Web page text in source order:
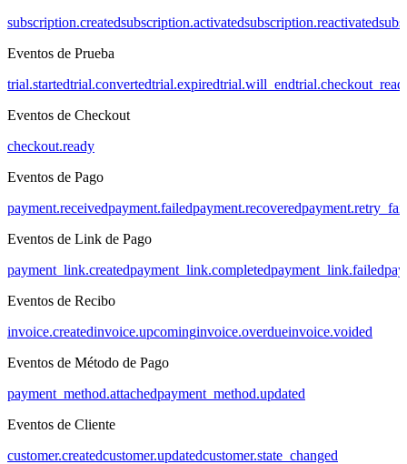
subscription.createdsubscription.activatedsubscription.reactivated
Eventos de Prueba
trial.startedtrial.convertedtrial.expiredtrial.will_end
Eventos de Checkout
checkout.ready
Eventos de Pago
payment.receivedpayment.failedpayment.recovered
Eventos de Link de Pago
payment_link.createdpayment_link.completedpayment_link.failed
Eventos de Recibo
invoice.createdinvoice.upcominginvoice.overdueinvoice.voided
Eventos de Método de Pago
payment_method.attachedpayment_method.updated
Eventos de Cliente
customer.createdcustomer.updatedcustomer.state_changed